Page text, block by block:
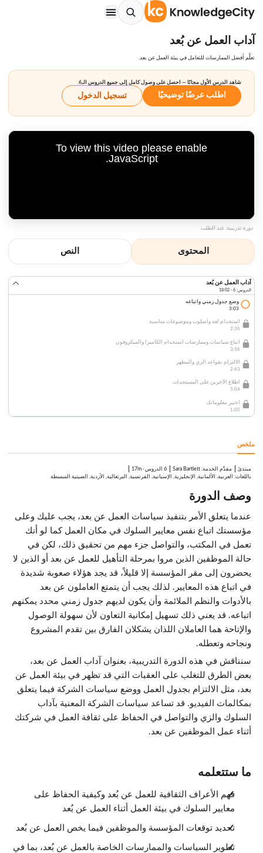
آداب العمل عن بُعد
تعلَّم أفضل الممارسات للتعامل في بيئة العمل عن بعد.
شاهد الدرس الأول مجانًا — احصل على وصول كامل إلى جميع الدروس الـ6.
اطلب عرضًا توضيحيًا تسجيل الدخول
To view this video please enable
JavaScript.
دورة تدريبية: عند الطلب
المحتوى النص
آداب العمل عن بُعد
الدروس: 6 · 18:02
وضع جدول زمني واتباعه
3:03
استخدام لغة وأسلوب وموضوعات مناسبة
2:36
اتباع سياسات وممارسات استخدام الكاميرا والميكروفون
3:36
الالتزام بقواعد الزي والمظهر
2:43
اطلاع الآخرين على المستجدات
5:04
اختبر معلوماتك
1:00
ملخص
مبتدئ مقدِّم الخدمة:
Sara Bartlett 6 الدروس ·
17m
باللغات: العربية, الألمانية, الإنجليزية, الإسبانية, الفرنسية, البرتغالية, الأردية, الصينية المبسطة
وصف الدورة
عندما يتعلق الأمر بتنفيذ سياسات العمل عن بعد، يجب عليك وعلى
مؤسستك اتباع نفس معايير السلوك في مكان العمل كما لو أنك
تعمل في المكتب، والتواصل جزء مهم من تحقيق ذلك، لكن في
حالة الموظفين الذين مروا بمرحلة التأهيل للعمل عن بعد أو الذين لا
يحضرون إلى مقر المؤسسة إلا قليلاً، قد يجد هؤلاء صعوبة شديدة
في اتباع هذه المعايير. لذلك يجب أن يتمتع العاملون عن بعد
بالأدوات والنظم الملائمة وأن يكون لديهم جدول زمني محدد يمكنهم
اتباعه. قد يعني ذلك تسهيل إمكانية التعاون لأن سهولة الوصول
والإتاحة هما العاملان اللذان يشكلان الفارق بين تقدم المشروع
ونجاحه وتعطله.
سنناقش في هذه الدورة التدريبية، بعنوان آداب العمل عن بعد،
بعض الطرق للتغلب على العقبات التي قد تظهر في بيئة العمل عن
بعد، مثل الالتزام بجدول العمل ووضع سياسات الشركة فيما يتعلق
بمكالمات الفيديو. قد تساعد سياسات الشركة المعنية بآداب
السلوك والزي والتواصل في الحفاظ على ثقافة العمل في شركتك
أثناء عمل الموظفين عن بعد.
ما ستتعلمه
فهم الأعراف الثقافية للعمل عن بُعد وكيفية الحفاظ على
معايير السلوك في بيئة العمل أثناء العمل عن بُعد
تحديد توقعات المؤسسة والموظفين فيما يخص العمل عن بُعد
تطوير السياسات والممارسات الخاصة بالعمل عن بُعد، بما في